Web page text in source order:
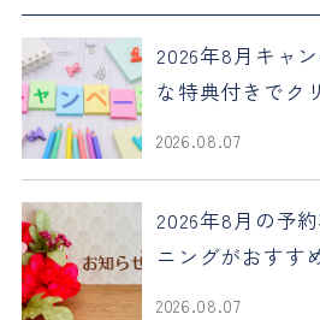
2026年8月キャ
な特典付きでク
2026.08.07
2026年8月の予
ニングがおすす
2026.08.07